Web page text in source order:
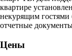
квартире
некурящим гостями
отчетные
Цены